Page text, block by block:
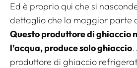
Ed è proprio qui che si
dettaglio che la maggior parte
Questo produttore di ghiaccio
l’acqua, produce solo ghiaccio.
produttore di ghiaccio